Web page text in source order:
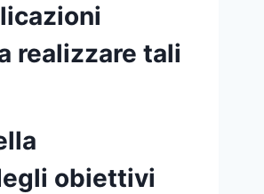
realizzare tali
obiettivi